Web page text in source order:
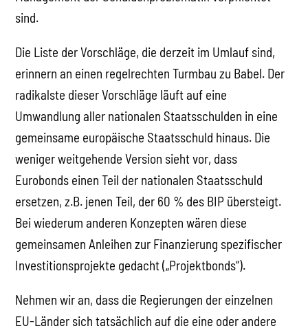
sind.
Die Liste der Vorschläge, die derzeit im Umlauf sind,
erinnern an einen regelrechten Turmbau zu Babel. Der
radikalste dieser Vorschläge läuft auf eine
Umwandlung aller nationalen Staatsschulden in eine
gemeinsame europäische Staatsschuld hinaus. Die
weniger weitgehende Version sieht vor, dass
Eurobonds einen Teil der nationalen Staatsschuld
ersetzen, z.B. jenen Teil, der 60 % des BIP übersteigt.
Bei wiederum anderen Konzepten wären diese
gemeinsamen Anleihen zur Finanzierung spezifischer
Investitionsprojekte gedacht („Projektbonds“).
Nehmen wir an, dass die Regierungen der einzelnen
EU-Länder sich tatsächlich auf die eine oder andere